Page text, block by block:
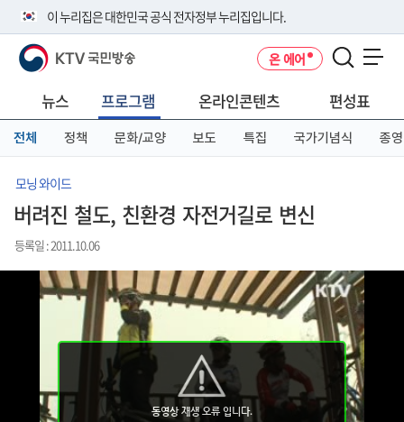
이 누리집은 대한민국 공식 전자정부 누리집입니다.
공식 누리집 주소 확인하기
니다.
이밖에 or.kr 또는 .kr등 다른 도메인 주소를 사용하고 있다면 아래 URL에
서 도메인 주소를 확인해 보세요
KTV 국민방송 온 에어
뉴스 프로그램 온라인콘텐츠 편성표
전체 정책 문화/교양 보도 특집 국가기념식 종영
모닝 와이드
버려진 철도, 친환경 자전거길로 변신
등록일 : 2011.10.06